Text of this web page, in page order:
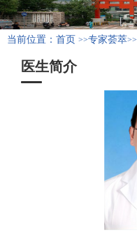
当前位置： 首页 >>专家荟萃>>
医生简介